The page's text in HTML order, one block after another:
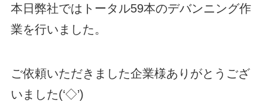
本日弊社ではトータル59本のデバンニング作
業を行いました。
ご依頼いただきました企業様ありがとうござ
いました(‘◇’)ゞ